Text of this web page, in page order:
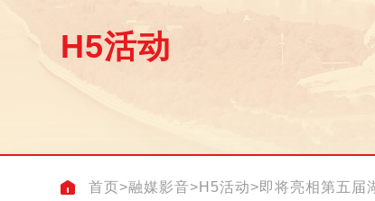
H5活动
首页>融媒影音> H5活动>即将亮相第五届